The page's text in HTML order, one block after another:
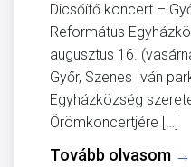
Dicsőítő koncert –
Református
augusztus 16.
Győr, Szenes Iván
Egyházközség
Örömkoncertjére […]
Tovább olvasom →